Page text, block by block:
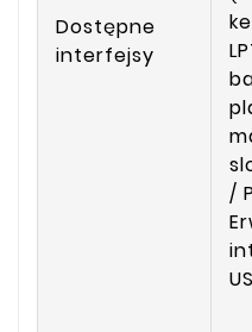
Dostępne
interfejsy
/